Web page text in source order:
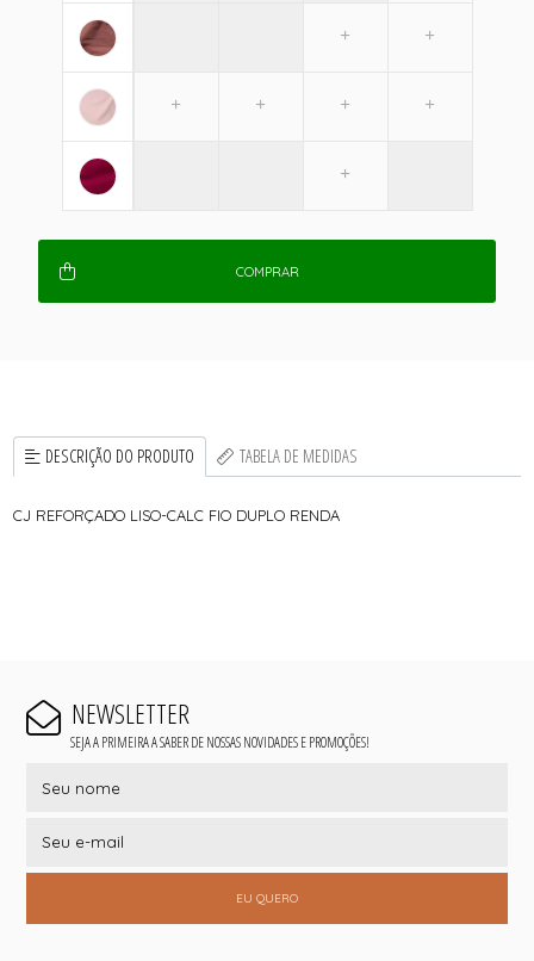
COMPRAR
DESCRIÇÃO DO PRODUTO TABELA DE MEDIDAS
CJ REFORÇADO LISO-CALC FIO DUPLO RENDA
NEWSLETTER
SEJA A PRIMEIRA A SABER DE NOSSAS NOVIDADES E PROMOÇÕES!
EU QUERO